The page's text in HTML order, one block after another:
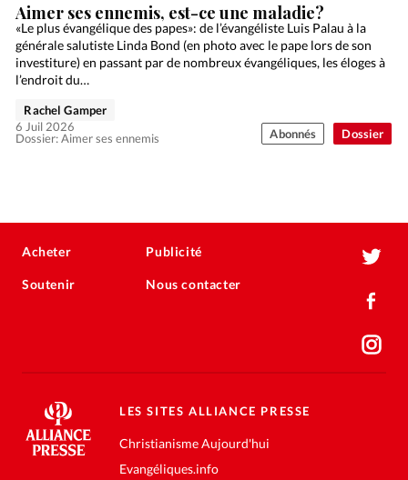
Dossier
Aimer ses ennemis, est-ce une maladie?
«Le plus évangélique des papes»: de l’évangéliste Luis Palau à la
générale salutiste Linda Bond (en photo avec le pape lors de son
investiture) en passant par de nombreux évangéliques, les éloges à
l’endroit du…
Dossier: Aimer ses ennemis
Rachel Gamper
6 Juil 2026
Abonnés
Acheter
Soutenir
Publicité
Nous contacter
LES SITES ALLIANCE PRESSE
Christianisme Aujourd'hui
Evangéliques.info